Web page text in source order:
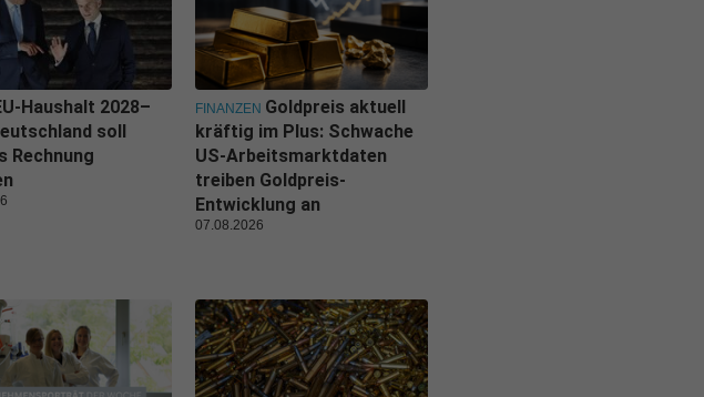
Haushalt 2028–
soll
Rechnung
FINANZEN Goldpreis aktuell
kräftig im Plus: Schwache
US-Arbeitsmarktdaten
treiben Goldpreis-
Entwicklung an
07.08.2026